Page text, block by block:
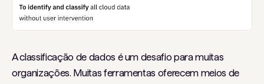
A classificação de dados é um desafio para muitas
organizações. Muitas ferramentas oferecem meios de